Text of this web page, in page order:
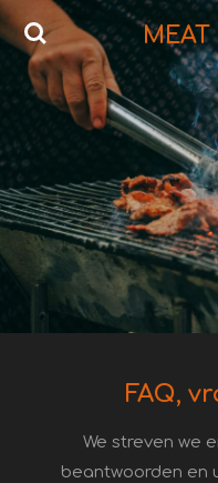
Ga
direct
naar
hoofdinhoud
MEAT
FAQ,
We streven we
beantwoorden en